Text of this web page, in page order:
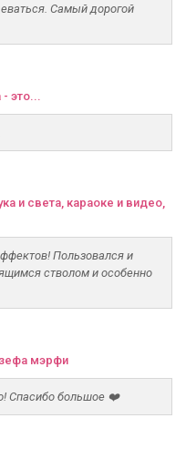
Самый дорогой
это...
и света, караоке и видео,
Пользовался и
стволом и особенно
мэрфи
Спасибо большое ❤️